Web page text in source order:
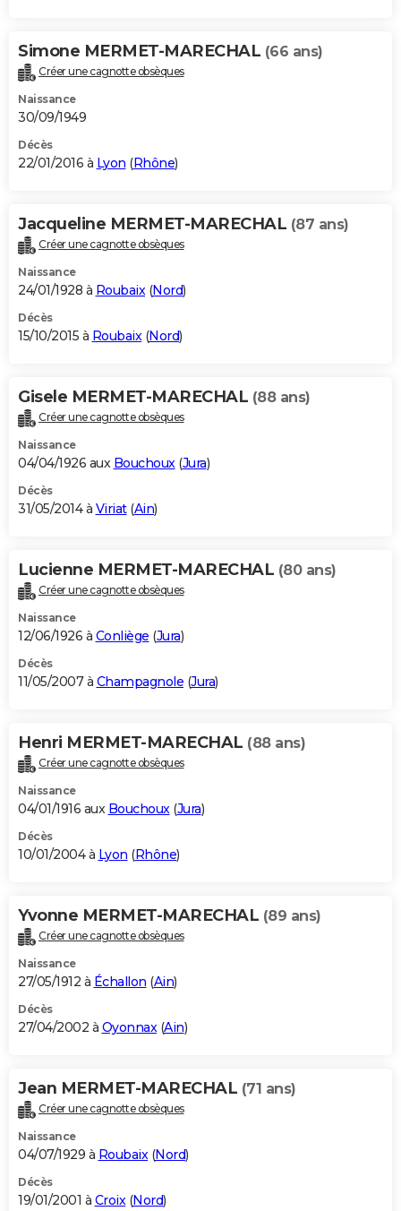
Simone MERMET-MARECHAL (66 ans)
Créer une cagnotte obsèques
Naissance
30/09/1949
Décès
22/01/2016 à Lyon (Rhône)
Jacqueline MERMET-MARECHAL (87 ans)
Créer une cagnotte obsèques
Naissance
24/01/1928 à Roubaix(Nord)
Décès
15/10/2015 à Roubaix(Nord)
Gisele MERMET-MARECHAL (88 ans)
Créer une cagnotte obsèques
Naissance
04/04/1926 aux Bouchoux(Jura)
Décès
31/05/2014 à Viriat(Ain)
Lucienne MERMET-MARECHAL (80 ans)
Créer une cagnotte obsèques
Naissance
12/06/1926 à Conliège (Jura)
Décès
11/05/2007 à Champagnole (Jura)
Henri MERMET-MARECHAL (88 ans)
Créer une cagnotte obsèques
Naissance
04/01/1916 aux Bouchoux(Jura)
Décès
10/01/2004 à Lyon (Rhône)
Yvonne MERMET-MARECHAL (89 ans)
Créer une cagnotte obsèques
Naissance
27/05/1912 à Échallon (Ain)
Décès
27/04/2002 à Oyonnax(Ain)
Jean MERMET-MARECHAL (71 ans)
Créer une cagnotte obsèques
Naissance
04/07/1929 à Roubaix(Nord)
Décès
19/01/2001 à Croix(Nord)